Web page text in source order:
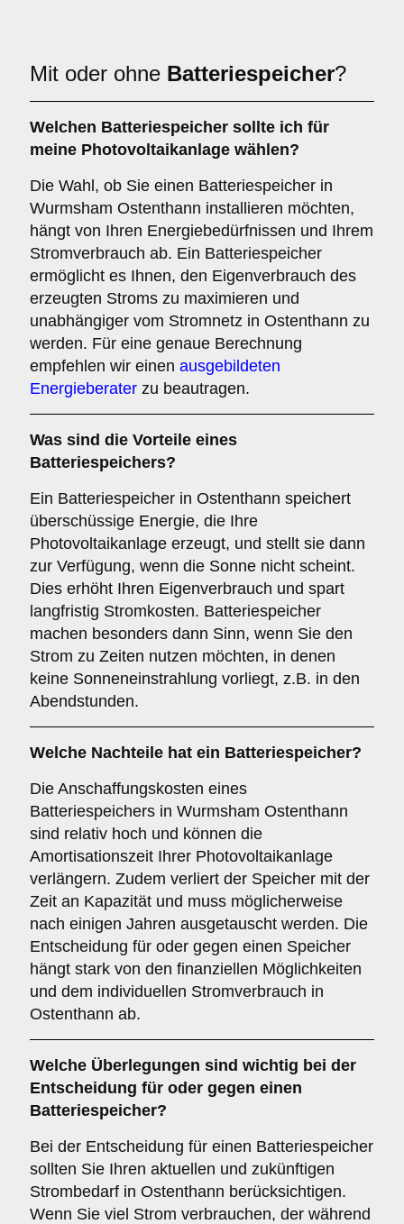
Mit oder ohne Batteriespeicher?
Welchen Batteriespeicher sollte ich für
meine Photovoltaikanlage wählen?
Die Wahl, ob Sie einen Batteriespeicher in
Wurmsham Ostenthann installieren möchten,
hängt von Ihren Energiebedürfnissen und Ihrem
Stromverbrauch ab. Ein Batteriespeicher
ermöglicht es Ihnen, den Eigenverbrauch des
erzeugten Stroms zu maximieren und
unabhängiger vom Stromnetz in Ostenthann zu
werden. Für eine genaue Berechnung
empfehlen wir einen ausgebildeten
Energieberater zu beautragen.
Was sind die Vorteile eines
Batteriespeichers?
Ein Batteriespeicher in Ostenthann speichert
überschüssige Energie, die Ihre
Photovoltaikanlage erzeugt, und stellt sie dann
zur Verfügung, wenn die Sonne nicht scheint.
Dies erhöht Ihren Eigenverbrauch und spart
langfristig Stromkosten. Batteriespeicher
machen besonders dann Sinn, wenn Sie den
Strom zu Zeiten nutzen möchten, in denen
keine Sonneneinstrahlung vorliegt, z.B. in den
Abendstunden.
Welche Nachteile hat ein Batteriespeicher?
Die Anschaffungskosten eines
Batteriespeichers in Wurmsham Ostenthann
sind relativ hoch und können die
Amortisationszeit Ihrer Photovoltaikanlage
verlängern. Zudem verliert der Speicher mit der
Zeit an Kapazität und muss möglicherweise
nach einigen Jahren ausgetauscht werden. Die
Entscheidung für oder gegen einen Speicher
hängt stark von den finanziellen Möglichkeiten
und dem individuellen Stromverbrauch in
Ostenthann ab.
Welche Überlegungen sind wichtig bei der
Entscheidung für oder gegen einen
Batteriespeicher?
Bei der Entscheidung für einen Batteriespeicher
sollten Sie Ihren aktuellen und zukünftigen
Strombedarf in Ostenthann berücksichtigen.
Wenn Sie viel Strom verbrauchen, der während